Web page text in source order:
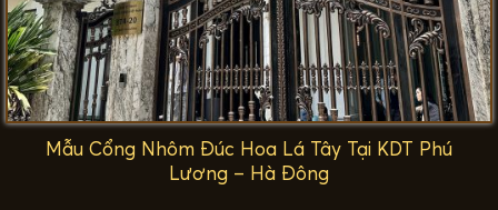
Mẫu Cổng Nhôm Đúc Hoa Lá Tây Tại KDT Phú
Lương – Hà Đông